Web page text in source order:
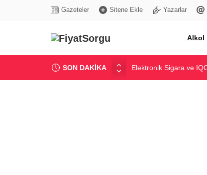
Gazeteler Sitene Ekle Yazarlar
Alkol
SON DAKİKA
Elektronik Sigara ve
Hazır Beton Metreküp